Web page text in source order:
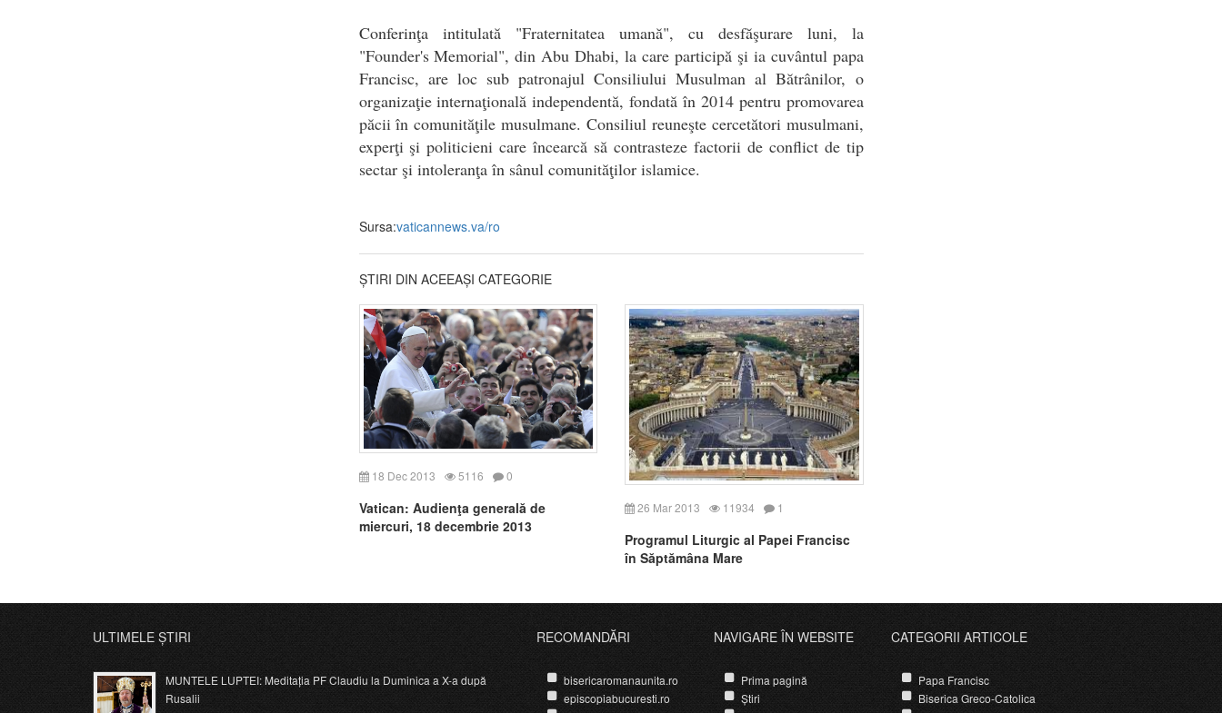
Conferinţa intitulată "Fraternitatea umană", cu desfăşurare luni, la
"Founder's Memorial", din Abu Dhabi, la care participă şi ia cuvântul papa
Francisc, are loc sub patronajul Consiliului Musulman al Bătrânilor, o
organizaţie internaţională independentă, fondată în 2014 pentru promovarea
păcii în comunităţile musulmane. Consiliul reuneşte cercetători musulmani,
experţi şi politicieni care încearcă să contrasteze factorii de conflict de tip
sectar şi intoleranţa în sânul comunităţilor islamice.
Sursa:vaticannews.va/ro
ȘTIRI DIN ACEEAȘI CATEGORIE
18 Dec 2013 5116 0
Vatican: Audienţa generală de
miercuri, 18 decembrie 2013
26 Mar 2013 11934 1
Programul Liturgic al Papei Francisc
în Săptămâna Mare
ULTIMELE ȘTIRI
MUNTELE LUPTEI: Meditația PF Claudiu la Duminica a X-a după
Rusalii
RECOMANDĂRI
bisericaromanaunita.ro
episcopiabucuresti.ro
NAVIGARE ÎN WEBSITE
Prima pagină
Știri
CATEGORII ARTICOLE
Papa Francisc
Biserica Greco-Catolica